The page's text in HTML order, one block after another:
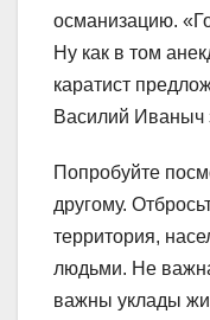
османизацию.
Ну как в том
каратист
Василий Иваныч
Попробуйте
другому.
территория,
людьми. Не
важны уклады